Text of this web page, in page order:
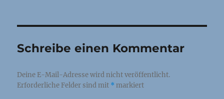
Schreibe einen Kommentar
Deine E-Mail-Adresse wird nicht veröffentlicht.
Erforderliche Felder sind mit * markiert